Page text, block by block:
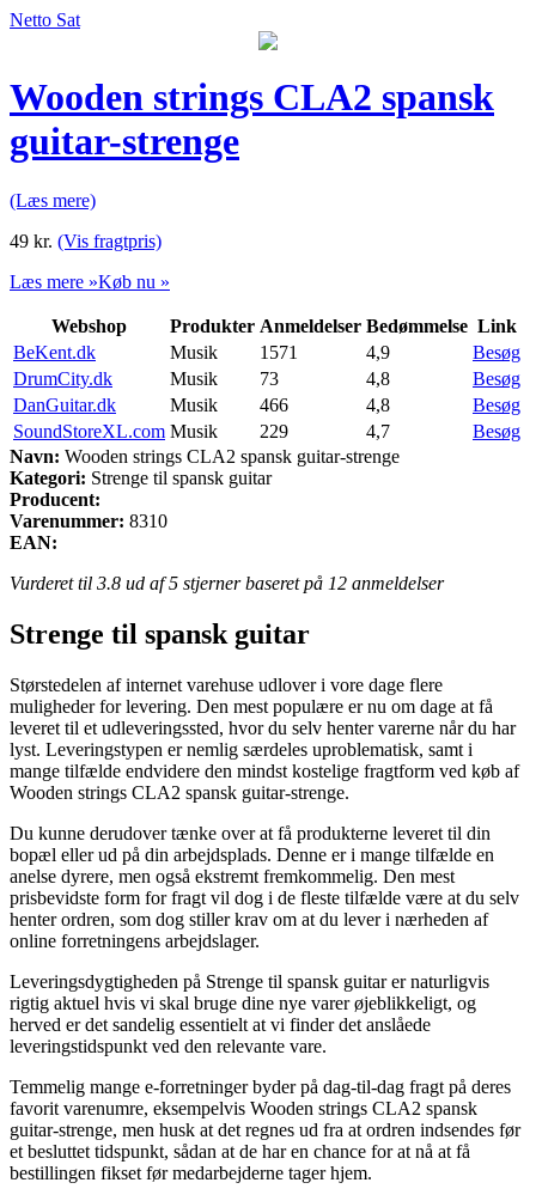
Netto Sat
Wooden strings CLA2 spansk
guitar-strenge
(Læs mere)
49 kr. (Vis fragtpris)
Læs mere »Køb nu »
Webshop Produkter Anmeldelser Bedømmelse Link
BeKent.dk
Musik 1571 4,9
Besøg
DrumCity.dk
Musik 73 4,8
Besøg
DanGuitar.dk
Musik 466 4,8
Besøg
SoundStoreXL.com Musik 229 4,7
Besøg
Navn: Wooden strings CLA2 spansk guitar-strenge
Kategori: Strenge til spansk guitar
Producent:
Varenummer: 8310
EAN:
Vurderet til 3.8 ud af 5 stjerner baseret på 12 anmeldelser
Strenge til spansk guitar
Størstedelen af internet varehuse udlover i vore dage flere
muligheder for levering. Den mest populære er nu om dage at få
leveret til et udleveringssted, hvor du selv henter varerne når du har
lyst. Leveringstypen er nemlig særdeles uproblematisk, samt i
mange tilfælde endvidere den mindst kostelige fragtform ved køb af
Wooden strings CLA2 spansk guitar-strenge.
Du kunne derudover tænke over at få produkterne leveret til din
bopæl eller ud på din arbejdsplads. Denne er i mange tilfælde en
anelse dyrere, men også ekstremt fremkommelig. Den mest
prisbevidste form for fragt vil dog i de fleste tilfælde være at du selv
henter ordren, som dog stiller krav om at du lever i nærheden af
online forretningens arbejdslager.
Leveringsdygtigheden på Strenge til spansk guitar er naturligvis
rigtig aktuel hvis vi skal bruge dine nye varer øjeblikkeligt, og
herved er det sandelig essentielt at vi finder det anslåede
leveringstidspunkt ved den relevante vare.
Temmelig mange e-forretninger byder på dag-til-dag fragt på deres
favorit varenumre, eksempelvis Wooden strings CLA2 spansk
guitar-strenge, men husk at det regnes ud fra at ordren indsendes før
et besluttet tidspunkt, sådan at de har en chance for at nå at få
bestillingen fikset før medarbejderne tager hjem.